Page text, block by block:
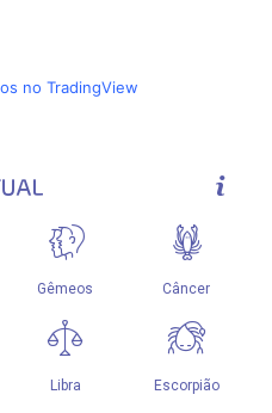
no TradingView